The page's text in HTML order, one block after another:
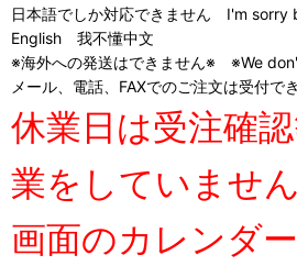
日本語でしか対応できません I'm sorry
English 我不懂中文
※海外への発送はできません※ ※We
メール、電話、FAXでのご注文は受付で
休業日は受注確
業をしていませ
画面のカレンダ